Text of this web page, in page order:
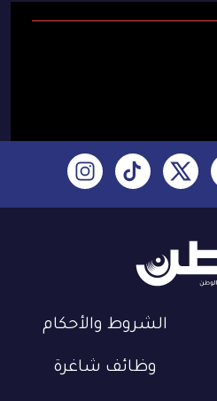
الشروط والأحكام
وظائف شاغرة